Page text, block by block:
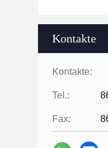
Kontakte
Kontakte:
Tel.:
Fax: